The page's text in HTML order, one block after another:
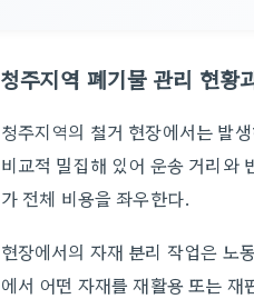
청주지역 폐기물 관리 현황
청주지역의 철거 현장에서는 발
비교적 밀집해 있어 운송 거리와
가 전체 비용을 좌우한다.
현장에서의 자재 분리 작업은 노
에서 어떤 자재를 재활용 또는